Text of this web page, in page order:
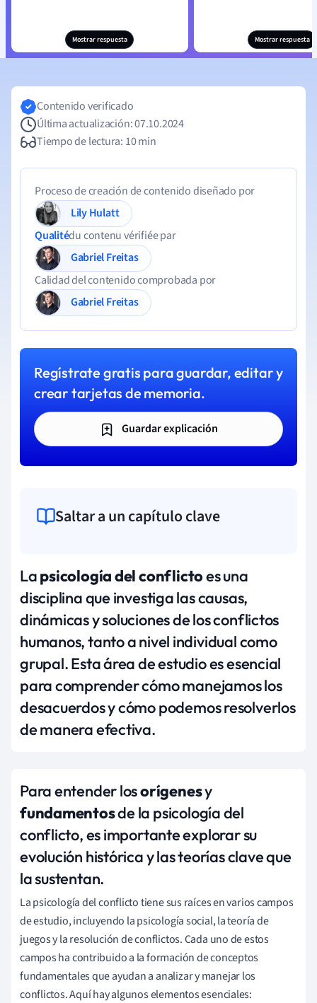
Mostrar respuesta Mostrar respuesta
Contenido verificado
Última actualización: 07.10.2024
Tiempo de lectura: 10 min
Proceso de creación de contenido diseñado por
Lily Hulatt
Qualitédu contenu vérifiée par
Gabriel Freitas
Calidad del contenido comprobada por
Gabriel Freitas
Regístrate gratis para guardar, editar y
crear tarjetas de memoria.
Guardar explicación
Saltar a un capítulo clave
Lapsicología del conflictoes una
disciplina que investiga las causas,
dinámicas y soluciones de los conflictos
humanos, tanto a nivel individual como
grupal. Esta área de estudio es esencial
para comprender cómo manejamos los
desacuerdos y cómo podemos resolverlos
de manera efectiva.
Para entender losorígenesy
fundamentosde la psicología del
conflicto, es importante explorar su
evolución histórica y las teorías clave que
la sustentan.
La psicología del conflicto tiene sus raíces en varios campos
de estudio, incluyendo la psicología social, la teoría de
juegos y la resolución de conflictos. Cada uno de estos
campos ha contribuido a la formación de conceptos
fundamentales que ayudan a analizar y manejar los
conflictos. Aquí hay algunos elementos esenciales: